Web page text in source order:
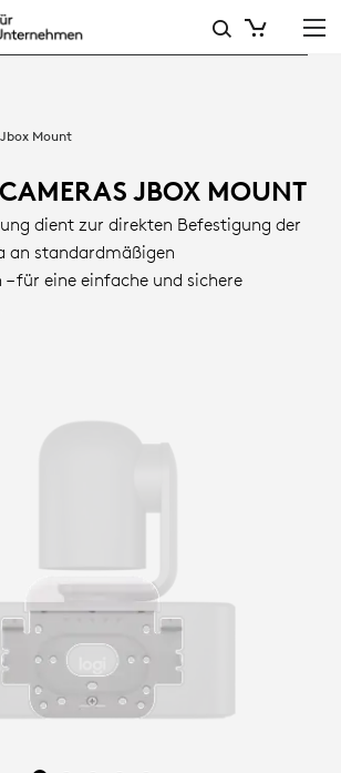
Mount
JBOX MOUNT
dient zur direkten Befestigung der
an standardmäßigen
– für eine einfache und sichere